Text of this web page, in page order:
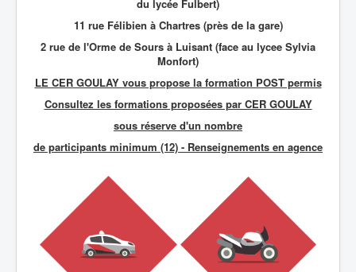
du lycée Fulbert)
11 rue Félibien à Chartres (près de la gare)
2 rue de l'Orme de Sours à Luisant (face au lycee Sylvia
Monfort)
LE CER GOULAY vous propose la formation POST permis
Consultez les formations proposées par CER GOULAY
sous réserve d'un nombre
de participants minimum (12) - Renseignements en agence